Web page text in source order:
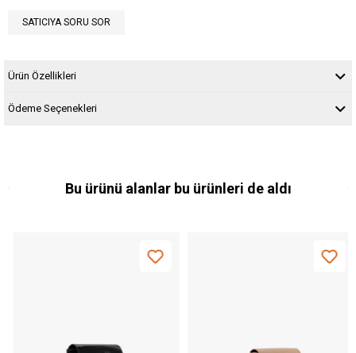
SATICIYA SORU SOR
Ürün Özellikleri
Ödeme Seçenekleri
Bu ürünü alanlar bu ürünleri de aldı